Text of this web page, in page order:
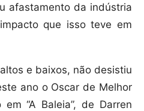
afastamento da indústria
que isso teve em
e baixos, não desistiu
ano o Oscar de Melhor
“A Baleia”, de Darren